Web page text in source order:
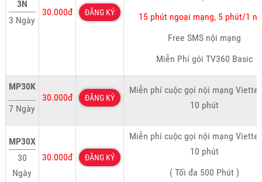
3N
3 Ngày
30.000đ ĐĂNG KÝ
15 phút ngoại mạng, 5 phút/1
Free SMS nội mạng
Miễn Phí gói TV360 Basic
MP30K
7 Ngày
30.000đ ĐĂNG KÝ
Miễn phí cuộc gọi nội mạng
10 phút
MP30X
30
Ngày
30.000đ ĐĂNG KÝ
Miễn phí cuộc gọi nội mạng
10 phút
( Tối đa 500 Phút )